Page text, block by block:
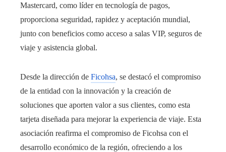
Mastercard, como líder en tecnología de pagos,
proporciona seguridad, rapidez y aceptación mundial,
junto con beneficios como acceso a salas VIP, seguros de
viaje y asistencia global.
Desde la dirección de Ficohsa, se destacó el compromiso
de la entidad con la innovación y la creación de
soluciones que aporten valor a sus clientes, como esta
tarjeta diseñada para mejorar la experiencia de viaje. Esta
asociación reafirma el compromiso de Ficohsa con el
desarrollo económico de la región, ofreciendo a los